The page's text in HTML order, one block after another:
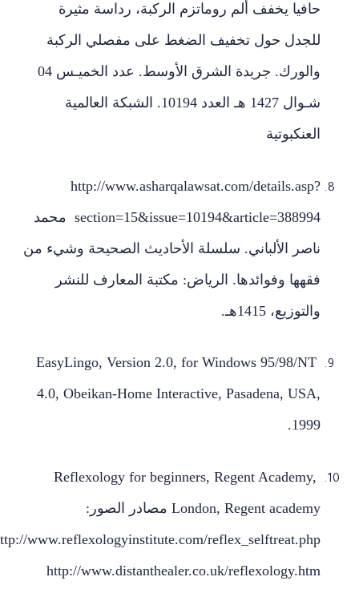
حافيا يخفف ألم روماتزم الركبة، رداسة مثيرة
للجدل حول تخفيف الضغط على مفصلي الركبة
والورك. جريدة الشرق الأوسط. عدد الخميـس 04
شـوال 1427 هـ العدد 10194. الشبكة العالمية
العنكبوتية
http://www.asharqalawsat.com/details.asp?
section=15&issue=10194&article=388994 محمد
ناصر الألباني. سلسلة الأحاديث الصحيحة وشيء من
فقهها وفوائدها. الرياض: مكتبة المعارف للنشر
والتوزيع، 1415هـ.
EasyLingo, Version 2.0, for Windows 95/98/NT
4.0, Obeikan-Home Interactive, Pasadena, USA,
1999.
Reflexology for beginners, Regent Academy,
London, Regent academy مصادر الصور:
http://www.reflexologyinstitute.com/reflex_selftreat.php
http://www.distanthealer.co.uk/reflexology.htm